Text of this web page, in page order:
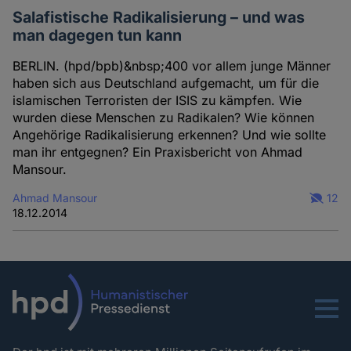
Salafistische Radikalisierung – und was
man dagegen tun kann
BERLIN. (hpd/bpb)&nbsp;400 vor allem junge Männer
haben sich aus Deutschland aufgemacht, um für die
islamischen Terroristen der ISIS zu kämpfen. Wie
wurden diese Menschen zu Radikalen? Wie können
Angehörige Radikalisierung erkennen? Und wie sollte
man ihr entgegnen? Ein Praxisbericht von Ahmad
Mansour.
Ahmad Mansour
18.12.2014
12
Menu